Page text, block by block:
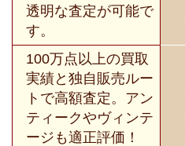
透明な査定が可能で
す。
100万点以上の買取
実績と独自販売ルー
トで高額査定。アン
ティークやヴィンテ
ージも適正評価！